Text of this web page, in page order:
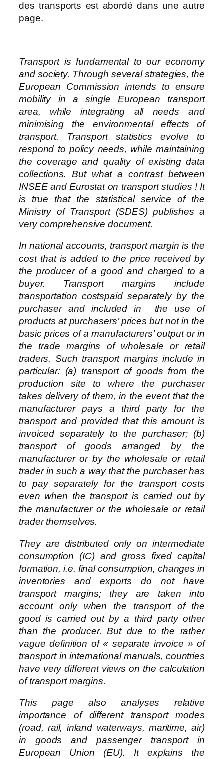
des transports est abordé dans une autre
page.
Transport is fundamental to our economy
and society. Through several strategies, the
European Commission intends to ensure
mobility in a single European transport
area, while integrating all needs and
minimising the environmental effects of
transport. Transport statistics evolve to
respond to policy needs, while maintaining
the coverage and quality of existing data
collections. But what a contrast between
INSEE and Eurostat on transport studies ! It
is true that the statistical service of the
Ministry of Transport (SDES) publishes a
very comprehensive document.
In national accounts, transport margin is the
cost that is added to the price received by
the producer of a good and charged to a
buyer. Transport margins include
transportation costspaid separately by the
purchaser and included in the use of
products at purchasers’ prices but not in the
basic prices of a manufacturers’ output or in
the trade margins of wholesale or retail
traders. Such transport margins include in
particular: (a) transport of goods from the
production site to where the purchaser
takes delivery of them, in the event that the
manufacturer pays a third party for the
transport and provided that this amount is
invoiced separately to the purchaser; (b)
transport of goods arranged by the
manufacturer or by the wholesale or retail
trader in such a way that the purchaser has
to pay separately for the transport costs
even when the transport is carried out by
the manufacturer or the wholesale or retail
trader themselves.
They are distributed only on intermediate
consumption (IC) and gross fixed capital
formation, i.e. final consumption, changes in
inventories and exports do not have
transport margins; they are taken into
account only when the transport of the
good is carried out by a third party other
than the producer. But due to the rather
vague definition of « separate invoice » of
transport in international manuals, countries
have very different views on the calculation
of transport margins.
This page also analyses relative
importance of different transport modes
(road, rail, inland waterways, maritime, air)
in goods and passenger transport in
European Union (EU). It explains the